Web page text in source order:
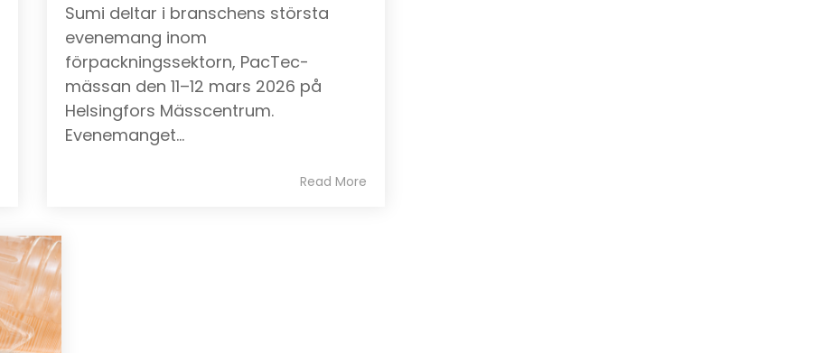
Sumi deltar i branschens största
evenemang inom
förpackningssektorn, PacTec-
mässan den 11–12 mars 2026 på
Helsingfors Mässcentrum.
Evenemanget...
Read More